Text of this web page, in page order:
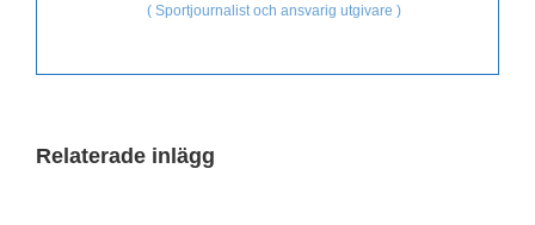
(Sportjournalist och ansvarig utgivare )
Relaterade inlägg